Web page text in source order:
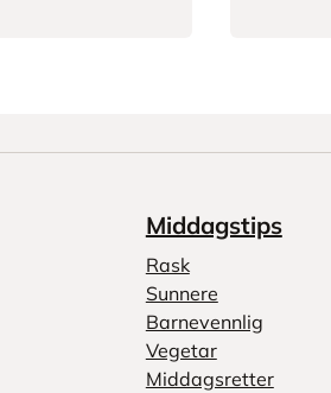
Middagstips
Rask
Sunnere
Barnevennlig
Vegetar
Middagsretter